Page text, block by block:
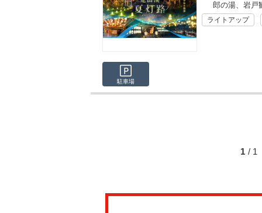
郎の湯、岩戸
ライトアップ
駐車場
1 / 1